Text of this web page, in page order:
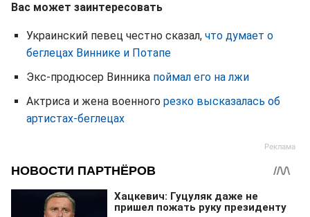
Вас может заинтересовать
Украинский певец честно сказал, что думает о
беглецах Виннике и Потапе
Экс-продюсер Винника поймал его на лжи
Актриса и жена военного резко высказалась об
артистах-беглецах